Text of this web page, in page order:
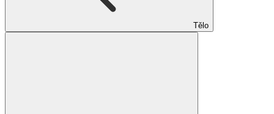
Tělo